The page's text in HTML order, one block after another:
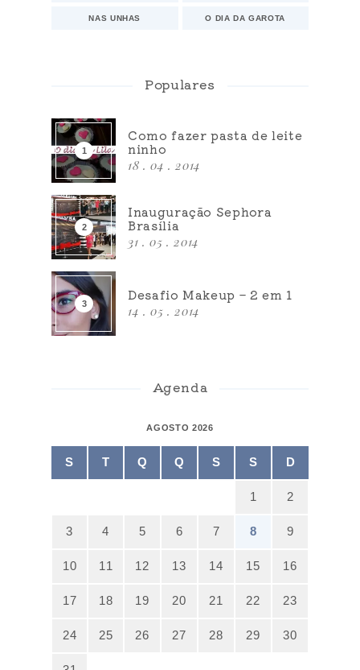
NAS UNHAS O DIA DA GAROTA
Populares
Como fazer pasta de leite
ninho
18 . 04 . 2014
Inauguração Sephora
Brasília
31 . 05 . 2014
Desafio Makeup – 2 em 1
14 . 05 . 2014
Agenda
AGOSTO 2026
S T Q Q S S D
1 2
3 4 5 6 7 8 9
10 11 12 13 14 15 16
17 18 19 20 21 22 23
24 25 26 27 28 29 30